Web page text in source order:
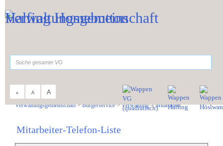
A A A
Verwaltungsgemeinschaft>Bürgerservice>Verwaltung>Mitarbeiter
Mitarbeiter-Telefon-Liste